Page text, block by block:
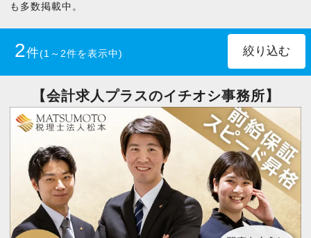
マイリスト
お問い合わせ
今すぐ会員登録
も多数掲載中。
2件(1～2件を表示中)
正社員(1) パート・アルバイト(1)
【会計求人プラスのイチオシ事務所】